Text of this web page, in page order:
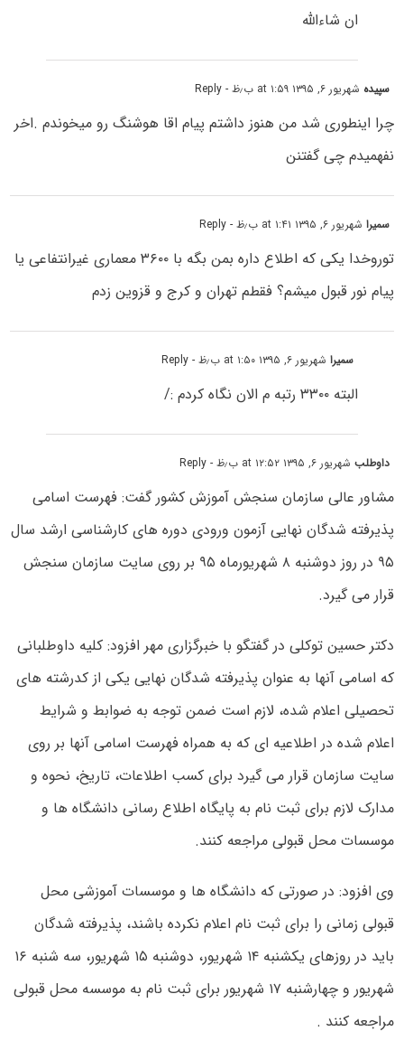
ان شاءالله
سپیده شهریور ۶, ۱۳۹۵ at ۱:۵۹ ب٫ظ - Reply
چرا اینطوری شد من هنوز داشتم پیام اقا هوشنگ رو میخوندم .اخر
نفهمیدم چی گفتنن
سمیراشهریور ۶, ۱۳۹۵ at ۱:۴۱ ب٫ظ - Reply
توروخدا یکی که اطلاع داره بمن بگه با ۳۶۰۰ معماری غیرانتفاعی یا
پیام نور قبول میشم؟ فقطم تهران و کرج و قزوین زدم
سمیراشهریور ۶, ۱۳۹۵ at ۱:۵۰ ب٫ظ - Reply
البته ۳۳۰۰ رتبه م الان نگاه کردم :/
داوطلبشهریور ۶, ۱۳۹۵ at ۱۲:۵۲ ب٫ظ - Reply
مشاور عالی سازمان سنجش آموزش کشور گفت: فهرست اسامی
پذیرفته شدگان نهایی آزمون ورودی دوره های کارشناسی ارشد سال
۹۵ در روز دوشنبه ۸ شهریورماه ۹۵ بر روی سایت سازمان سنجش
قرار می گیرد.
دکتر حسین توکلی در گفتگو با خبرگزاری مهر افزود: کلیه داوطلبانی
که اسامی آنها به عنوان پذیرفته شدگان نهایی یکی از کدرشته های
تحصیلی اعلام شده، لازم است ضمن توجه به ضوابط و شرایط
اعلام شده در اطلاعیه ای که به همراه فهرست اسامی آنها بر روی
سایت سازمان قرار می گیرد برای کسب اطلاعات، تاریخ، نحوه و
مدارک لازم برای ثبت نام به پایگاه اطلاع رسانی دانشگاه ها و
موسسات محل قبولی مراجعه کنند.
وی افزود: در صورتی که دانشگاه ها و موسسات آموزشی محل
قبولی زمانی را برای ثبت نام اعلام نکرده باشند، پذیرفته شدگان
باید در روزهای یکشنبه ۱۴ شهریور، دوشنبه ۱۵ شهریور، سه شنبه ۱۶
شهریور و چهارشنبه ۱۷ شهریور برای ثبت نام به موسسه محل قبولی
مراجعه کنند .